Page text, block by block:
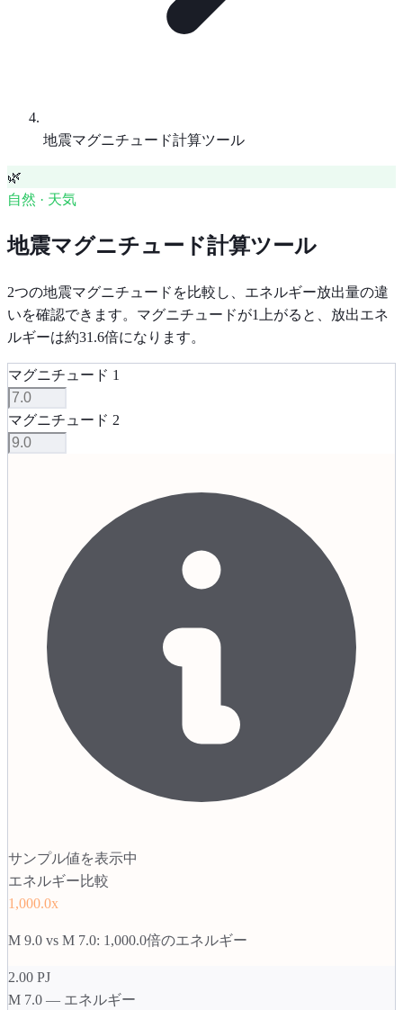
地震マグニチュード計算ツール
🌿
自然 · 天気
地震マグニチュード計算ツール
2つの地震マグニチュードを比較し、エネルギー放出量の違
いを確認できます。マグニチュードが1上がると、放出エネ
ルギーは約31.6倍になります。
マグニチュード 1
マグニチュード 2
サンプル値を表示中
エネルギー比較
1,000.0x
M 9.0 vs M 7.0: 1,000.0倍のエネルギー
2.00 PJ
M 7.0 — エネルギー